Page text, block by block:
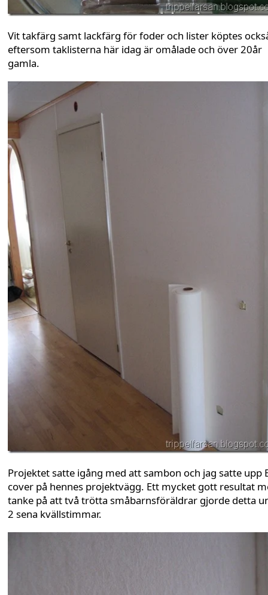
Vit takfärg samt lackfärg för foder och lister köptes
eftersom taklisterna här idag är omålade och över 20år
gamla.
Projektet satte igång med att sambon och jag satte upp
cover på hennes projektvägg. Ett mycket gott resultat
tanke på att två trötta småbarnsföräldrar gjorde detta
2 sena kvällstimmar.